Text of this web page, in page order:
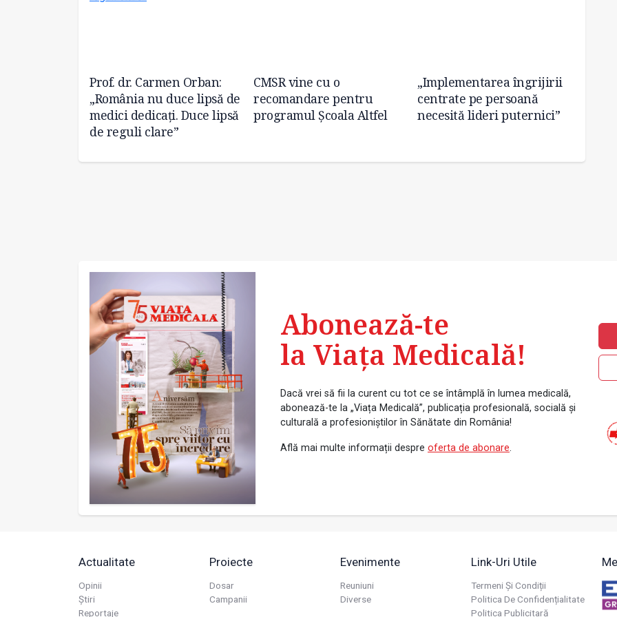
Prof. dr. Carmen Orban:
„România nu duce lipsă de
medici dedicați. Duce lipsă
de reguli clare”
CMSR vine cu o
recomandare pentru
programul Școala Altfel
„Implementarea îngrijirii
centrate pe persoană
necesită lideri puternici”
Abonează-te
la Viața Medicală!
Dacă vrei să fii la curent cu tot ce se întâmplă în lumea medicală,
abonează-te la „Viața Medicală”, publicația profesională, socială și
culturală a profesioniștilor în Sănătate din România!
Află mai multe informații despre oferta de abonare.
Actualitate
Opinii
Știri
Reportaje
Proiecte
Dosar
Campanii
Evenimente
Reuniuni
Diverse
Link-Uri Utile
Termeni Și Condiții
Politica De Confidențialitate
Politica Publicitară